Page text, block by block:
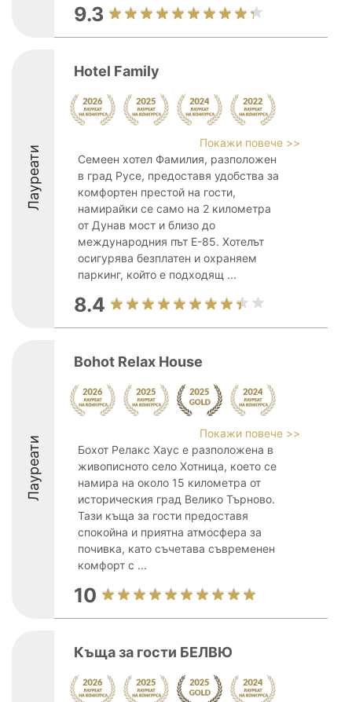
9.3
Лауреати
Hotel Family
Покажи повече >>
Семеен хотел Фамилия, разположен
в град Русе, предоставя удобства за
комфортен престой на гости,
намирайки се само на 2 километра
от Дунав мост и близо до
международния път Е-85. Хотелът
осигурява безплатен и охраняем
паркинг, който е подходящ ...
8.4
Лауреати
Bohot Relax House
Покажи повече >>
Бохот Релакс Хаус е разположена в
живописното село Хотница, което се
намира на около 15 километра от
историческия град Велико Търново.
Тази къща за гости предоставя
спокойна и приятна атмосфера за
почивка, като съчетава съвременен
комфорт с ...
10
Къща за гости БЕЛВЮ